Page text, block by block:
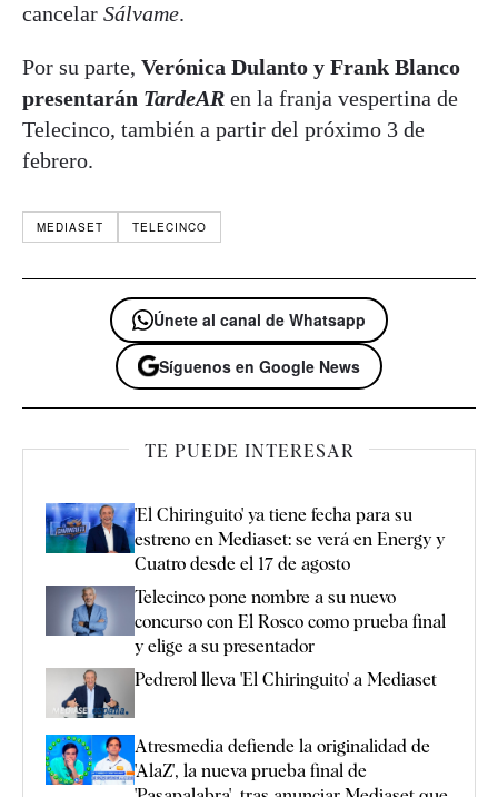
cancelar Sálvame.
Por su parte, Verónica Dulanto y Frank Blanco
presentarán TardeAR en la franja vespertina de
Telecinco, también a partir del próximo 3 de
febrero.
MEDIASET TELECINCO
Únete al canal de Whatsapp
Síguenos en Google News
TE PUEDE INTERESAR
'El Chiringuito' ya tiene fecha para su
estreno en Mediaset: se verá en Energy y
Cuatro desde el 17 de agosto
Telecinco pone nombre a su nuevo
concurso con El Rosco como prueba final
y elige a su presentador
Pedrerol lleva 'El Chiringuito' a Mediaset
Atresmedia defiende la originalidad de
'AlaZ', la nueva prueba final de